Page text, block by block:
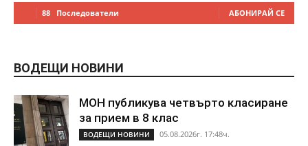
88 Последователи АБОНИРАЙ СЕ
ВОДЕЩИ НОВИНИ
МОН публикува четвърто класиране
за прием в 8 клас
ВОДЕЩИ НОВИНИ 05.08.2026г. 17:48ч.